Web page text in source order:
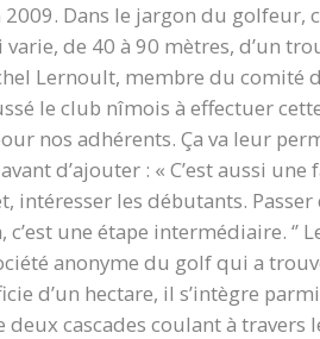
Dans le jargon du golfeur,
de 40 à 90 mètres, d’un
Lernoult, membre du comité
le club nîmois à effectuer
nos adhérents. Ça va leur
d’ajouter : « C’est aussi
intéresser les débutants.
une étape intermédiaire. ‘’
anonyme du golf qui a
d’un hectare, il s’intègre
cascades coulant à travers